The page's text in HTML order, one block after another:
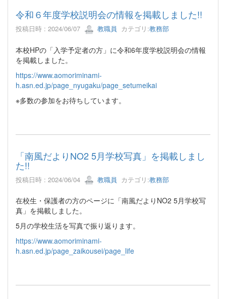
令和６年度学校説明会の情報を掲載しました!!
投稿日時 : 2024/06/07 教職員 カテゴリ:教務部
本校HPの「入学予定者の方」に令和6年度学校説明会の情報
を掲載しました。
https://www.aomoriminami-
h.asn.ed.jp/page_nyugaku/page_setumeikai
※多数の参加をお待ちしています。
「南風だよりNO2 5月学校写真」を掲載しまし
た!!
投稿日時 : 2024/06/04 教職員 カテゴリ:教務部
在校生・保護者の方のページに「南風だよりNO2 5月学校写
真」を掲載しました。
5月の学校生活を写真で振り返ります。
https://www.aomoriminami-
h.asn.ed.jp/page_zaikousei/page_life